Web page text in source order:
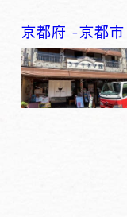
京都府 -京都市